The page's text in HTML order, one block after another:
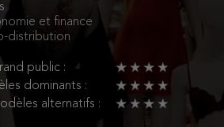
et finance
distribution
public :
dominants :
alternatifs :